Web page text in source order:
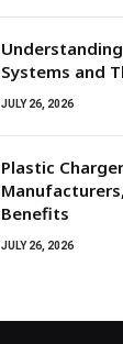
Systems and
JULY 26, 2026
Plastic
Benefits
JULY 26, 2026